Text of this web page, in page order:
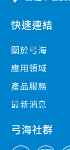
快速連結
關於弓海
應用領域
產品服務
最新消息
弓海社群